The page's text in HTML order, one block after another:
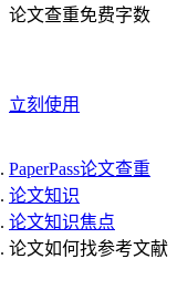
论文查重免费字数
立刻使用
PaperPass论文查重
论文知识
论文知识焦点
论文如何找参考文献